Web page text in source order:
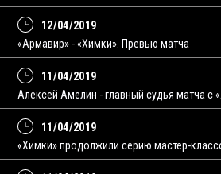
12/04/2019
«Армавир» - «Химки». Превью матча
11/04/2019
Алексей Амелин - главный судья матча с
11/04/2019
«Химки» продолжили серию мастер-